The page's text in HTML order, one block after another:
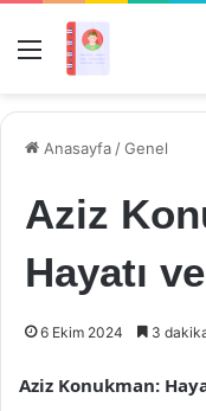
Menü
Anasayfa /Genel
Aziz
Hayatı
6 Ekim 2024 3
Aziz Konukman: